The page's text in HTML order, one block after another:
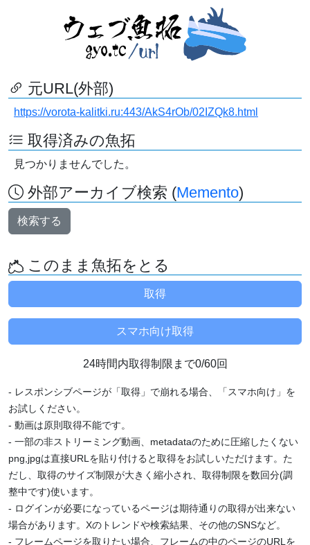
元URL(外部)
https://vorota-kalitki.ru:443/AkS4rOb/02IZQk8.html
取得済みの魚拓
見つかりませんでした。
外部アーカイブ検索 (Memento)
検索する
このまま魚拓をとる
24時間内取得制限まで0/60回
- レスポンシブページが「取得」で崩れる場合、「スマホ向け」を
お試しください。
- 動画は原則取得不能です。
- 一部の非ストリーミング動画、metadataのために圧縮したくない
png,jpgは直接URLを貼り付けると取得をお試しいただけます。た
だし、取得のサイズ制限が大きく縮小され、取得制限を数回分(調
整中です)使います。
- ログインが必要になっているページは期待通りの取得が出来ない
場合があります。Xのトレンドや検索結果、その他のSNSなど。
- フレームページを取りたい場合、フレームの中のページのURLを